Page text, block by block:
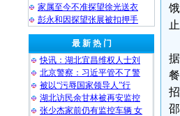
家属至今不准探望徐光送衣
彭永和因探望张展被扣押手
最 新 热 门
快讯：湖北宜昌维权人士刘
北京警察：习近平管不了警
被以“污辱国家领导人”行
湖北访民余甘林被再安监控
张少杰家前仍有监控车辆 女